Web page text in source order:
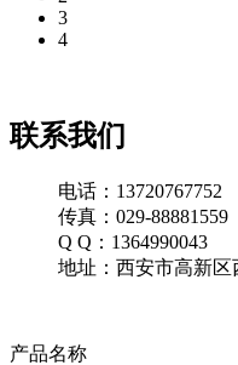
3
4
联系我们
电话：13720767752
传真：029-88881559
Q Q：1364990043
地址：西安市高新区
产品名称